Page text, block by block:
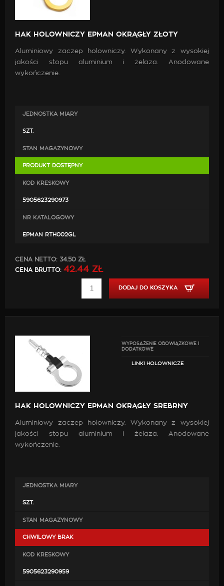
HAK HOLOWNICZY EPMAN OKRĄGŁY ZŁOTY
Aluminiowy zaczep holowniczy. Wykonany z wysokiej
jakości stopu aluminium i żelaza. Anodowane
wykończenie.
JEDNOSTKA MIARY
SZT.
STAN MAGAZYNOWY
PRODUKT DOSTĘPNY
KOD KRESKOWY
5905623290973
NR KATALOGOWY
EPMAN RTH002GL
CENA NETTO: 34.50 ZŁ
CENA BRUTTO: 42.44 ZŁ
DODAJ DO KOSZYKA
WYPOSAŻENIE OBOWIĄZKOWE I
DODATKOWE
LINKI HOLOWNICZE
HAK HOLOWNICZY EPMAN OKRĄGŁY SREBRNY
Aluminiowy zaczep holowniczy. Wykonany z wysokiej
jakości stopu aluminium i żelaza. Anodowane
wykończenie.
JEDNOSTKA MIARY
SZT.
STAN MAGAZYNOWY
CHWILOWY BRAK
KOD KRESKOWY
5905623290959